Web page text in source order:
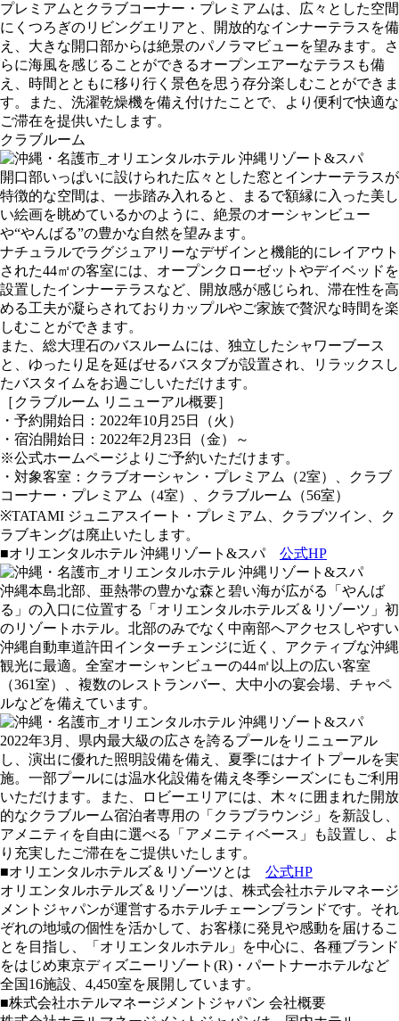
プレミアムとクラブコーナー・プレミアムは、広々とした空間
にくつろぎのリビングエリアと、開放的なインナーテラスを備
え、大きな開口部からは絶景のパノラマビューを望みます。さ
らに海風を感じることができるオープンエアーなテラスも備
え、時間とともに移り行く景色を思う存分楽しむことができま
す。また、洗濯乾燥機を備え付けたことで、より便利で快適な
ご滞在を提供いたします。
クラブルーム
開口部いっぱいに設けられた広々とした窓とインナーテラスが
特徴的な空間は、一歩踏み入れると、まるで額縁に入った美し
い絵画を眺めているかのように、絶景のオーシャンビュー
や“やんばる”の豊かな自然を望みます。
ナチュラルでラグジュアリーなデザインと機能的にレイアウト
された44㎡の客室には、オープンクローゼットやデイベッドを
設置したインナーテラスなど、開放感が感じられ、滞在性を高
める工夫が凝らされておりカップルやご家族で贅沢な時間を楽
しむことができます。
また、総大理石のバスルームには、独立したシャワーブース
と、ゆったり足を延ばせるバスタブが設置され、リラックスし
たバスタイムをお過ごしいただけます。
［クラブルーム リニューアル概要］
・予約開始日：2022年10月25日（火）
・宿泊開始日：2022年2月23日（金）～
※公式ホームページよりご予約いただけます。
・対象客室：クラブオーシャン・プレミアム（2室）、クラブ
コーナー・プレミアム（4室）、クラブルーム（56室）
※TATAMI ジュニアスイート・プレミアム、クラブツイン、ク
ラブキングは廃止いたします。
■オリエンタルホテル 沖縄リゾート&スパ
公式HP
沖縄本島北部、亜熱帯の豊かな森と碧い海が広がる「やんば
る」の入口に位置する「オリエンタルホテルズ＆リゾーツ」初
のリゾートホテル。北部のみでなく中南部へアクセスしやすい
沖縄⾃動⾞道許⽥インターチェンジに近く、アクティブな沖縄
観光に最適。全室オーシャンビューの44㎡以上の広い客室
（361室）、複数のレストランバー、大中小の宴会場、チャペ
ルなどを備えています。
2022年3月、県内最大級の広さを誇るプールをリニューアル
し、演出に優れた照明設備を備え、夏季にはナイトプールを実
施。一部プールには温水化設備を備え冬季シーズンにもご利用
いただけます。また、ロビーエリアには、木々に囲まれた開放
的なクラブルーム宿泊者専用の「クラブラウンジ」を新設し、
アメニティを自由に選べる「アメニティベース」も設置し、よ
り充実したご滞在をご提供いたします。
■オリエンタルホテルズ＆リゾーツとは
公式HP
オリエンタルホテルズ＆リゾーツは、株式会社ホテルマネージ
メントジャパンが運営するホテルチェーンブランドです。それ
ぞれの地域の個性を活かして、お客様に発見や感動を届けるこ
とを目指し、「オリエンタルホテル」を中心に、各種ブランド
をはじめ東京ディズニーリゾート(R)・パートナーホテルなど
全国16施設、4,450室を展開しています。
■株式会社ホテルマネージメントジャパン 会社概要